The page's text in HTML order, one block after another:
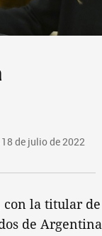
de julio de 2022
con la titular de
de Argentina